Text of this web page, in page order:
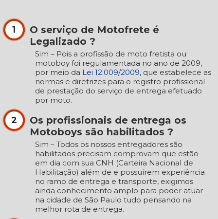
1
O serviço de Motofrete é
Legalizado ?
Sim – Pois a profissão de moto fretista ou
motoboy foi regulamentada no ano de 2009,
por meio da Lei 12.009/2009, que estabelece as
normas e diretrizes para o registro profissional
de prestação do serviço de entrega efetuado
por moto.
2
Os profissionais de entrega os
Motoboys são habilitados ?
Sim – Todos os nossos entregadores são
habilitados precisam comprovam que estão
em dia com sua CNH (Carteira Nacional de
Habilitação) além de e possuírem experiência
no ramo de entrega e transporte, exigimos
ainda conhecimento amplo para poder atuar
na cidade de São Paulo tudo pensando na
melhor rota de entrega.